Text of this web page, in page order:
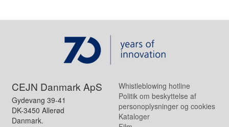
CEJN Danmark ApS
Gydevang 39-41
DK-3450 Allerød
Danmark.
Whistleblowing hotline
Politik om beskyttelse af
personoplysninger og cookies
Kataloger